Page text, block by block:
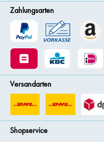
Zahlungsarten
Versandarten
Shopservice